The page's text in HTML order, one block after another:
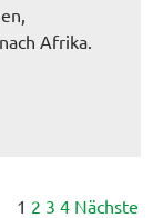
Afrika.
1 2 3 4 Nächste